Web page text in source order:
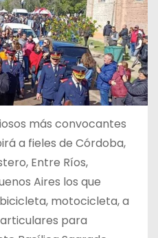
más convocantes
a fieles de Córdoba,
Entre Ríos,
Aires los que
motocicleta, a
para